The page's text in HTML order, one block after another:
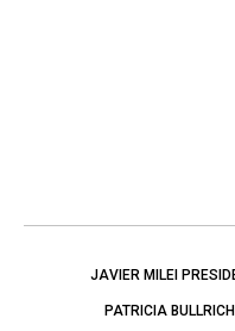
JAVIER MILEI
PATRICIA BULLRICH